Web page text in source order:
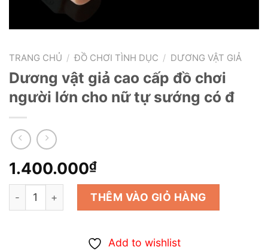
TRANG CHỦ / ĐỒ CHƠI TÌNH DỤC / DƯƠNG VẬT GIẢ
Dương vật giả cao cấp đồ chơi
người lớn cho nữ tự sướng có đ
1.400.000₫
Dương vật giả cao cấp đồ chơi người lớn cho nữ tự
THÊM VÀO GIỎ HÀNG
Add to wishlist